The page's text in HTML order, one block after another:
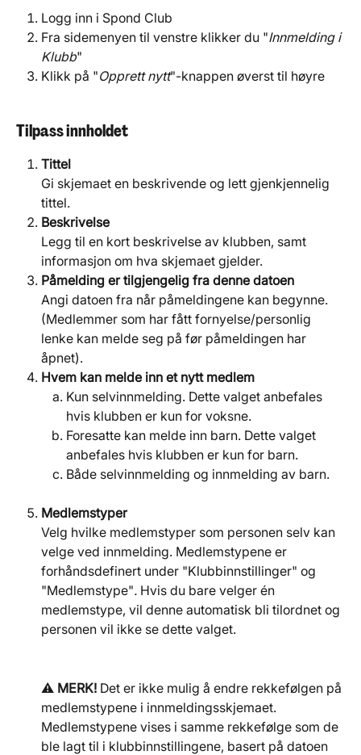
Logg inn i Spond Club
Fra sidemenyen til venstre klikker du "Innmelding i
Klubb"
Klikk på "Opprett nytt"-knappen øverst til høyre
Tilpass innholdet
Tittel
Gi skjemaet en beskrivende og lett gjenkjennelig
tittel.
Beskrivelse
Legg til en kort beskrivelse av klubben, samt
informasjon om hva skjemaet gjelder.
Påmelding er tilgjengelig fra denne datoen
Angi datoen fra når påmeldingene kan begynne.
(Medlemmer som har fått fornyelse/personlig
lenke kan melde seg på før påmeldingen har
åpnet).
Hvem kan melde inn et nytt medlem
Kun selvinnmelding. Dette valget anbefales
hvis klubben er kun for voksne.
Foresatte kan melde inn barn. Dette valget
anbefales hvis klubben er kun for barn.
Både selvinnmelding og innmelding av barn.
Medlemstyper
Velg hvilke medlemstyper som personen selv kan
velge ved innmelding. Medlemstypene er
forhåndsdefinert under "Klubbinnstillinger" og
"Medlemstype". Hvis du bare velger én
medlemstype, vil denne automatisk bli tilordnet og
personen vil ikke se dette valget.
⚠️ MERK! Det er ikke mulig å endre rekkefølgen på
medlemstypene i innmeldingsskjemaet.
Medlemstypene vises i samme rekkefølge som de
ble lagt til i klubbinnstillingene, basert på datoen